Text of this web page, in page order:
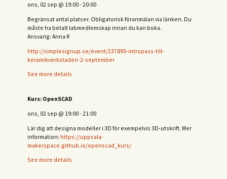
ons, 02 sep @ 19:00-20:00
Begränsat antal platser. Obligatorisk föranmälan via länken. Du
måste ha betalt labmedlemskap innan du kan boka.
Ansvarig: Anna R
http://simplesignup.se/event/237895-intropass-till-
keramikverkstaden-2-september
See more details
Kurs: OpenSCAD
ons, 02 sep @ 19:00-21:00
Lär dig att designa modeller i 3D för exempelvis 3D-utskrift. Mer
information: https://uppsala-
makerspace.github.io/openscad_kurs/
See more details